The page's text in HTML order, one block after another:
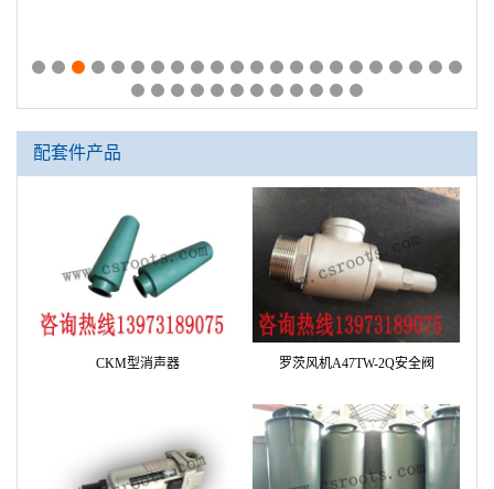
配套件产品
CKM型消声器 罗茨风机A47TW-2Q安全阀